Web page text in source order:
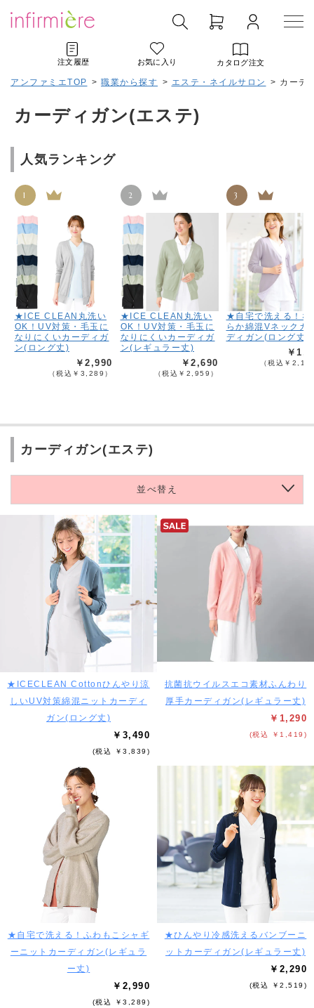
注文履歴 お気に入り カタログ注文
アンファミエTOP > 職業から探す > エステ・ネイルサロン > カーデ
カーディガン(エステ)
人気ランキング
1
★ICE CLEAN丸洗い
OK！UV対策・毛玉に
なりにくいカーディガ
ン(ロング丈)
￥2,990
（税込￥3,289）
2
★ICE CLEAN丸洗い
OK！UV対策・毛玉に
なりにくいカーディガ
ン(レギュラー丈)
￥2,690
（税込￥2,959）
3
★自宅で洗える！な
らか綿混Vネックカ
ディガン(ロング丈)
￥
（税込￥
カーディガン(エステ)
並べ替え
★ICECLEAN Cottonひんやり涼
しいUV対策綿混ニットカーディ
ガン(ロング丈)
￥3,490
(税込 ￥3,839)
抗菌抗ウイルスエコ素材ふんわり
厚手カーディガン(レギュラー丈)
￥1,290
(税込 ￥1,419)
★自宅で洗える！ふわもこシャギ
ーニットカーディガン(レギュラ
ー丈)
￥2,990
(税込 ￥3,289)
★ひんやり冷感洗えるバンブーニ
ットカーディガン(レギュラー丈)
￥2,290
(税込 ￥2,519)